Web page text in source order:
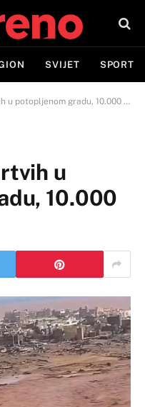
SVIJET SPORT
gradu, 10.000 nestalih.
u
10.000